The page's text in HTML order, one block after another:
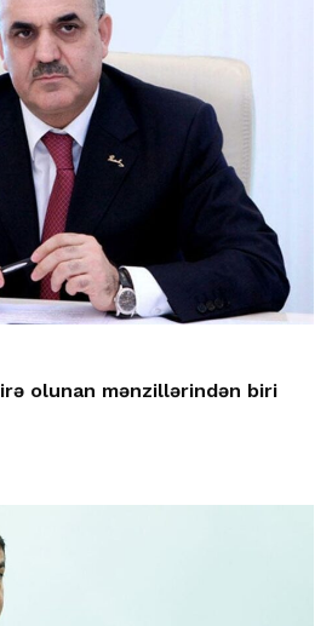
olunan mənzillərindən biri